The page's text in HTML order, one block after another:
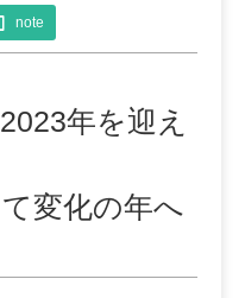
note
年を迎え
変化の年へ